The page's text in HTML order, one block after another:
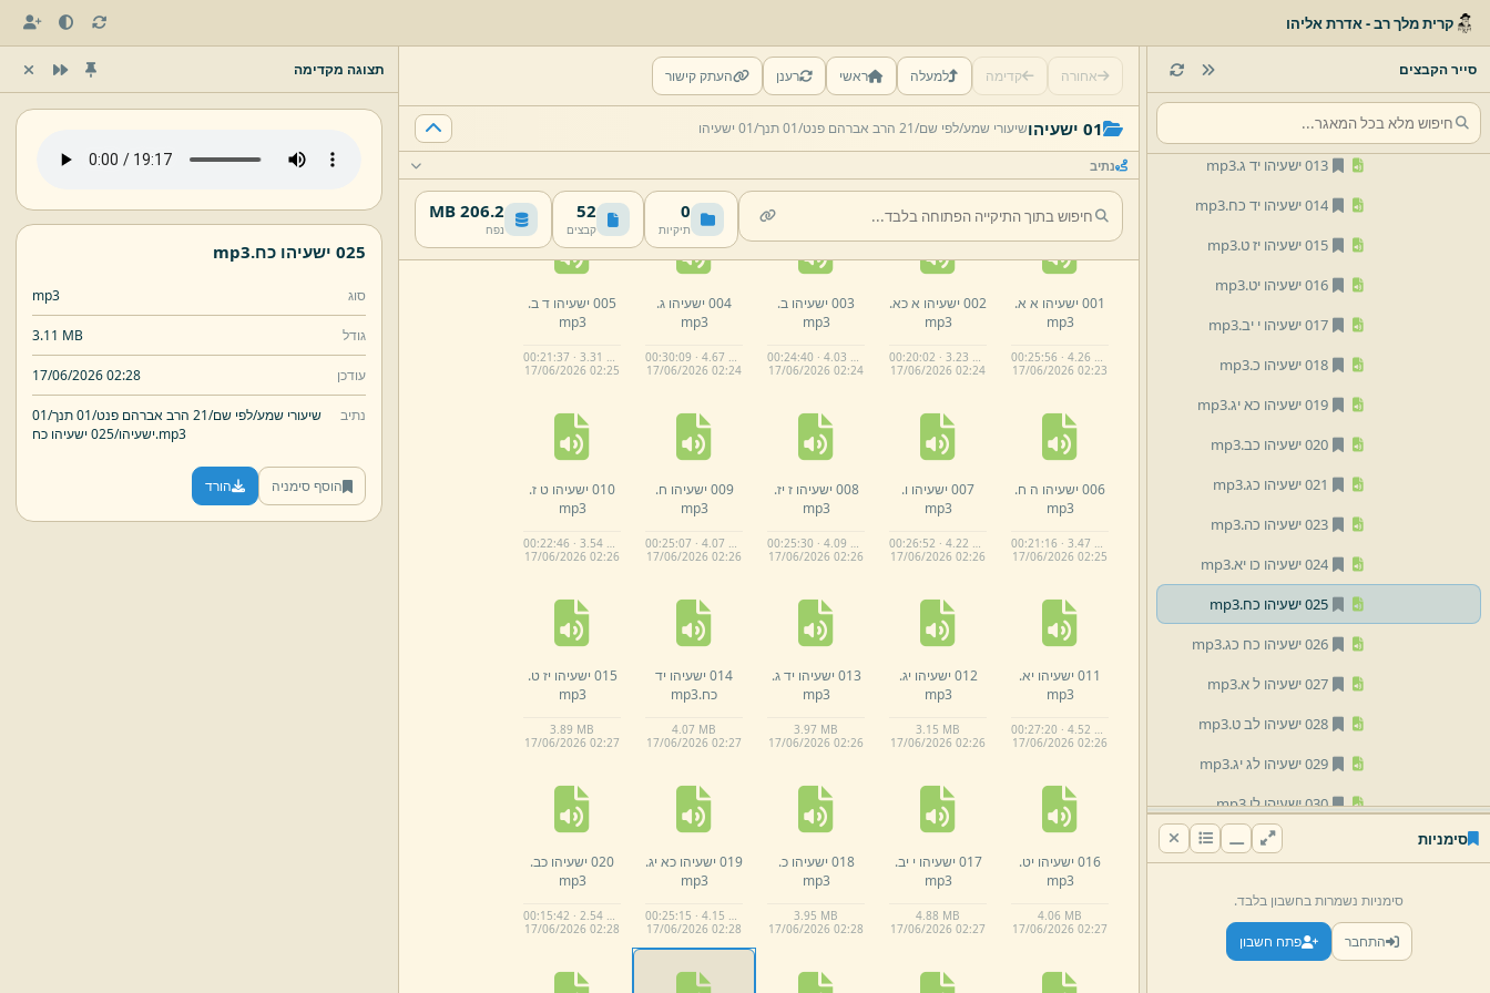
קרית מלך רב - אדרת אליהו
סייר הקבצים
010 ישעיהו ט ז.
mp3
012 ישעיהו יג.
013 ישעיהו יד ג.
mp3
014 ישעיהו יד כח.
mp3
015 ישעיהו יז ט.
mp3
016 ישעיהו יט.
mp3
017 ישעיהו י יב.
mp3
018 ישעיהו כ.
mp3
019 ישעיהו כא יג.
mp3
020 ישעיהו כב.
mp3
021 ישעיהו כג.
mp3
023 ישעיהו כה.
mp3
024 ישעיהו כו יא.
mp3
025 ישעיהו כח.
mp3
026 ישעיהו כח כג.
mp3
027 ישעיהו ל א.
mp3
028 ישעיהו לב ט.
mp3
029 ישעיהו לג יג.
mp3
030 ישעיהו לו.
mp3
mp3
033 ישעיהו ל יב.
mp3
034 ישעיהו ל כז.
mp3
סימניות
סימניות נשמרות בחשבון בלבד.
התחבר פתח חשבון
אחורה קדימה למעלה ראשי רענן העתק קישור
01 ישעיהו שיעורי שמע/לפי שם/21 הרב אברהם פנט/ 01 תנך/ 01 ישעיהו
נתיב
0
תיקיות
52
קבצים
206.2 MB
נפח
001 ישעיהו א א.
mp3
00:25:56 · 4.26 MB
17/06/2026 02:23
002 ישעיהו א כא.
mp3
00:20:02 · 3.23 MB
17/06/2026 02:24
003 ישעיהו ב.
mp3
00:24:40 · 4.03 MB
17/06/2026 02:24
004 ישעיהו ג.
mp3
00:30:09 · 4.67 MB
17/06/2026 02:24
005 ישעיהו ד ב.
mp3
00:21:37 · 3.31 MB
17/06/2026 02:25
006 ישעיהו ה ח.
mp3
00:21:16 · 3.47 MB
17/06/2026 02:25
007 ישעיהו ו.
mp3
00:26:52 · 4.22 MB
17/06/2026 02:26
008 ישעיהו ז יז.
mp3
00:25:30 · 4.09 MB
17/06/2026 02:26
009 ישעיהו ח.
mp3
00:25:07 · 4.07 MB
17/06/2026 02:26
010 ישעיהו ט ז.
mp3
00:22:46 · 3.54 MB
17/06/2026 02:26
011 ישעיהו יא.
mp3
00:27:20 · 4.52 MB
17/06/2026 02:26
012 ישעיהו יג.
mp3
3.15 MB
17/06/2026 02:26
013 ישעיהו יד ג.
mp3
3.97 MB
17/06/2026 02:26
014 ישעיהו יד
כח.mp3
4.07 MB
17/06/2026 02:27
015 ישעיהו יז ט.
mp3
3.89 MB
17/06/2026 02:27
016 ישעיהו יט.
mp3
4.06 MB
17/06/2026 02:27
017 ישעיהו י יב.
mp3
4.88 MB
17/06/2026 02:27
018 ישעיהו כ.
mp3
3.95 MB
17/06/2026 02:28
019 ישעיהו כא יג.
mp3
00:25:15 · 4.15 MB
17/06/2026 02:28
020 ישעיהו כב.
mp3
00:15:42 · 2.54 MB
17/06/2026 02:28
תצוגה מקדימה
025 ישעיהו כח. mp3
סוג mp3
גודל 3.11 MB
עודכן 17/06/2026 02:28
נתיב שיעורי שמע/לפי שם/21 הרב אברהם פנט/ 01 תנך/
01
ישעיהו/025 ישעיהו כח.mp3
הוסף סימניה הורד